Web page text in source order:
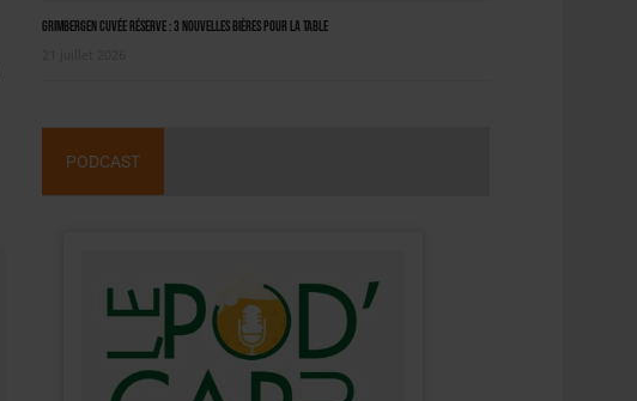
Grimbergen Cuvée Réserve : 3 nouvelles bières pour la table
PODCAST